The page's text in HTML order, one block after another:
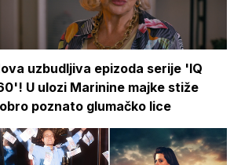
uzbudljiva epizoda serije 'IQ
U ulozi Marinine majke stiže
poznato glumačko lice